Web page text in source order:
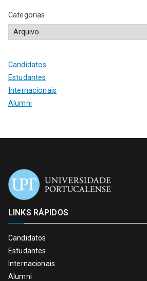
Categorias
Candidatos
Estudantes
Internacionais
Alumni
LINKS RÁPIDOS
Candidatos
Estudantes
Internacionais
Alumni